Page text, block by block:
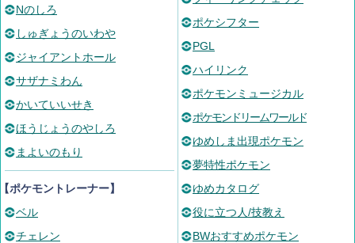
Nのしろ
しゅぎょうのいわや
ジャイアントホール
サザナミわん
かいていいせき
ほうじょうのやしろ
まよいのもり
ポケモントレーナー】
ベル
チェレン
ポケシフター
PGL
ハイリンク
ポケモンミュージカル
ポケモンドリームワールド
ゆめしま出現ポケモン
夢特性ポケモン
ゆめカタログ
役に立つ人/技教え
BWおすすめポケモン